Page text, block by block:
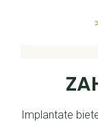
Implantate